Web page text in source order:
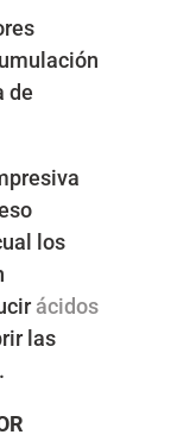
de
los
ácidos
las